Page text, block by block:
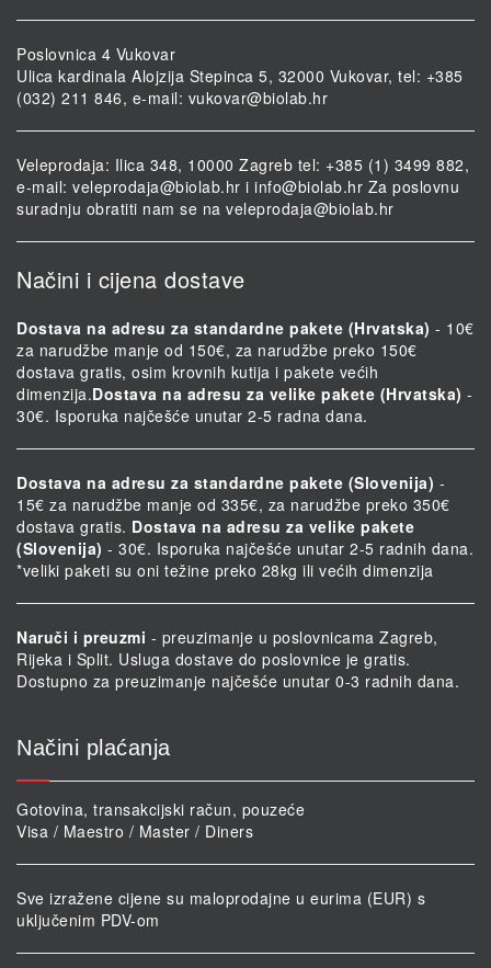
Poslovnica 4 Vukovar
Ulica kardinala Alojzija Stepinca 5, 32000 Vukovar, tel: +385
(032) 211 846, e-mail: vukovar@biolab.hr
Veleprodaja: Ilica 348, 10000 Zagreb tel: +385 (1) 3499 882,
e-mail: veleprodaja@biolab.hr i info@biolab.hr Za poslovnu
suradnju obratiti nam se na veleprodaja@biolab.hr
Načini i cijena dostave
Dostava na adresu za standardne pakete (Hrvatska) - 10€
za narudžbe manje od 150€, za narudžbe preko 150€
dostava gratis, osim krovnih kutija i pakete većih
dimenzija.Dostava na adresu za velike pakete (Hrvatska) -
30€. Isporuka najčešće unutar 2-5 radna dana.
Dostava na adresu za standardne pakete (Slovenija) -
15€ za narudžbe manje od 335€, za narudžbe preko 350€
dostava gratis. Dostava na adresu za velike pakete
(Slovenija) - 30€. Isporuka najčešće unutar 2-5 radnih dana.
*veliki paketi su oni težine preko 28kg ili većih dimenzija
Naruči i preuzmi - preuzimanje u poslovnicama Zagreb,
Rijeka i Split. Usluga dostave do poslovnice je gratis.
Dostupno za preuzimanje najčešće unutar 0-3 radnih dana.
Načini plaćanja
Gotovina, transakcijski račun, pouzeće
Visa / Maestro / Master / Diners
Sve izražene cijene su maloprodajne u eurima (EUR) s
uključenim PDV-om